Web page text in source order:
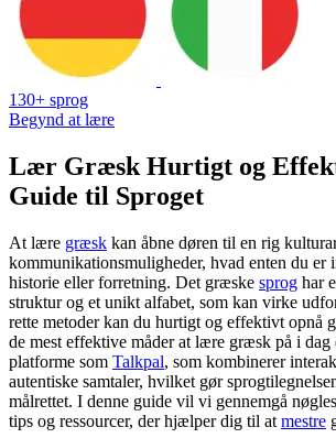
130+ sprog
Begynd at lære
Lær Græsk Hurtigt og
Guide til Sproget
At lære græsk kan åbne døren til en rig
kommunikationsmuligheder, hvad enten du er
historie eller forretning. Det græske sprog har
struktur og et unikt alfabet, som kan virke
rette metoder kan du hurtigt og effektivt opnå
de mest effektive måder at lære græsk på i dag
platforme som Talkpal, som kombinerer
autentiske samtaler, hvilket gør
målrettet. I denne guide vil vi gennemgå
tips og ressourcer, der hjælper dig til at mestre